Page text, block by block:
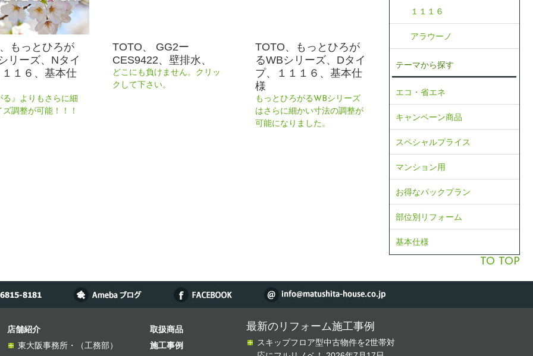
もっとひろが
リーズ、Nタイ
１６、基本仕
る』よりもさらに細
調整が可能！！！
TOTO、 GG2ー
CES9422、壁排水、
どこにも負けません。クリッ
クして下さい。
TOTO、もっとひろが
るWBシリーズ、Dタイ
プ、１１１６、基本仕
様
もっとひろがるWBシリーズ
はさらに細かい寸法の調整が
可能になりました。
１１１６
アラウーノ
テーマから探す
エコ・省エネ
キャンペーン商品
スペシャルプライス
マンション用
お得なパックプラン
部位別リフォーム
基本仕様
TO TOP
店舗紹介
東大阪事務所・（工務部）
取扱商品
施工事例
最新のリフォーム施工事例
スキップフロア型中古物件を2世帯対